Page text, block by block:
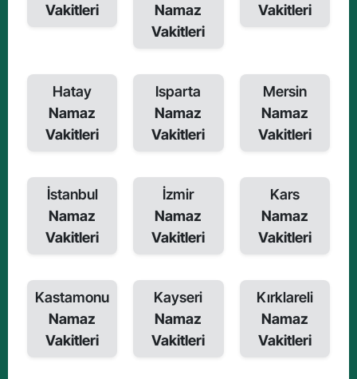
Vakitleri
Namaz
Vakitleri
Vakitleri
Hatay
Namaz
Vakitleri
Isparta
Namaz
Vakitleri
Mersin
Namaz
Vakitleri
İstanbul
Namaz
Vakitleri
İzmir
Namaz
Vakitleri
Kars
Namaz
Vakitleri
Kastamonu
Namaz
Vakitleri
Kayseri
Namaz
Vakitleri
Kırklareli
Namaz
Vakitleri